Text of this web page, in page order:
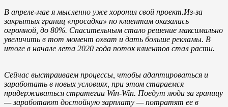
В апреле-мае я мысленно уже хоронил свой проект.Из-за
закрытых границ «просадка» по клиентам оказалась
огромной, до 80%. Спасительным стало решение максимально
увеличить в тот момент охват и дать больше рекламы. В
итоге в начале лета 2020 года поток клиентов стал расти.
Сейчас выстраиваем процессы, чтобы адаптироваться и
заработать в новых условиях, при этом стараемся
придерживаться стратегии Win-Win. Поедут люди за границу
— заработают достойную зарплату — потратят ее в